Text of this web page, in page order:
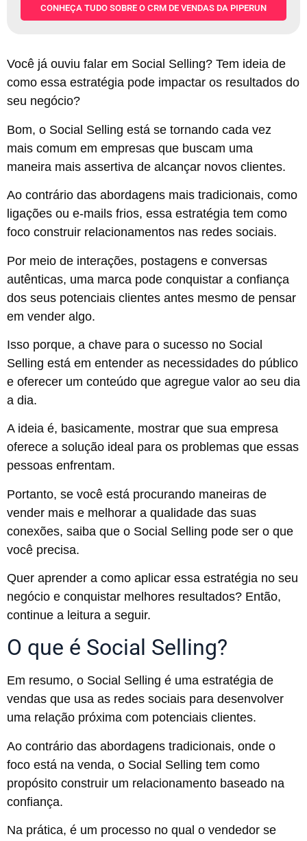
CONHEÇA TUDO SOBRE O CRM DE VENDAS DA PIPERUN
Você já ouviu falar em Social Selling? Tem ideia de
como essa estratégia pode impactar os resultados do
seu negócio?
Bom, o Social Selling está se tornando cada vez
mais comum em empresas que buscam uma
maneira mais assertiva de alcançar novos clientes.
Ao contrário das abordagens mais tradicionais, como
ligações ou e-mails frios, essa estratégia tem como
foco construir relacionamentos nas redes sociais.
Por meio de interações, postagens e conversas
autênticas, uma marca pode conquistar a confiança
dos seus potenciais clientes antes mesmo de pensar
em vender algo.
Isso porque, a chave para o sucesso no Social
Selling está em entender as necessidades do público
e oferecer um conteúdo que agregue valor ao seu dia
a dia.
A ideia é, basicamente, mostrar que sua empresa
oferece a solução ideal para os problemas que essas
pessoas enfrentam.
Portanto, se você está procurando maneiras de
vender mais e melhorar a qualidade das suas
conexões, saiba que o Social Selling pode ser o que
você precisa.
Quer aprender a como aplicar essa estratégia no seu
negócio e conquistar melhores resultados? Então,
continue a leitura a seguir.
O que é Social Selling?
Em resumo, o Social Selling é uma estratégia de
vendas que usa as redes sociais para desenvolver
uma relação próxima com potenciais clientes.
Ao contrário das abordagens tradicionais, onde o
foco está na venda, o Social Selling tem como
propósito construir um relacionamento baseado na
confiança.
Na prática, é um processo no qual o vendedor se